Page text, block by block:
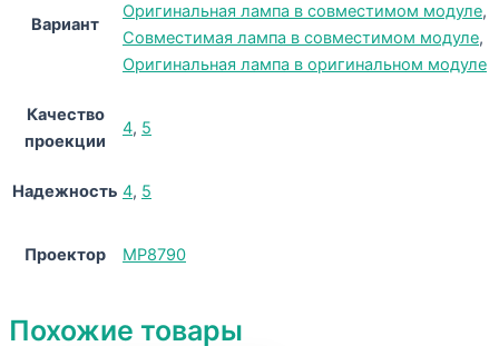
Вариант
Оригинальная лампа в совместимом модуле,
Совместимая лампа в совместимом модуле,
Оригинальная лампа в оригинальном модуле
Качество
проекции
4, 5
Надежность 4, 5
Проектор MP8790
Похожие товары